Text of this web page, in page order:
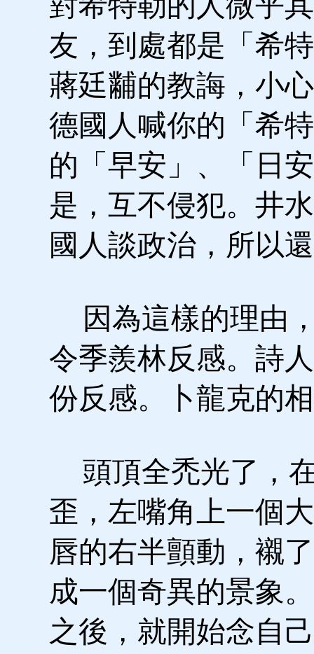
友，到處都是「希
蔣廷黼的教誨，小
德國人喊你的「希
的「早安」、「日
是，互不侵犯。井
國人談政治，所以
因為這樣的理由
令季羨林反感。詩
份反感。卜龍克的
頭頂全禿光了，
歪，左嘴角上一個
唇的右半顫動，襯
成一個奇異的景象
之後，就開始念自